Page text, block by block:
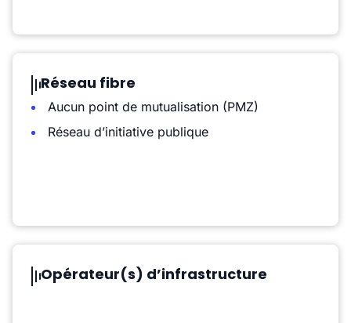
Réseau fibre
Aucun point de mutualisation (PMZ)
Réseau d’initiative publique
Opérateur(s) d’infrastructure